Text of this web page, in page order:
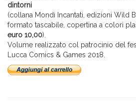
dintorni
(collana Mondi Incantati, edizioni Wild
formato tascabile, copertina a colori
euro 10,00).
Volume realizzato col patrocinio del
Lucca Comics & Games 2018.